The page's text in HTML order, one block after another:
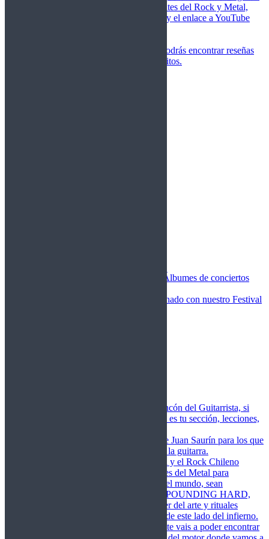
de las canciones más importantes del Rock y Metal,
junto a una breve descripción y el enlace a YouTube
En esta sección podrás encontrar reseñas
agrupadas de tus grupos favoritos.
Álbumes de conciertos
Todas lo relacionado con nuestro Festival
Este es el rincón del Guitarrista, si
amas las cuerdas de acero esta es tu sección, lecciones,
Consejos de Juan Saurín para los que
se inician en el aprendizaje de la guitarra.
El Metal y el Rock Chileno
levanta su Estandarte en Dioses del Metal para
Glorificar las Hordas del fin del mundo, sean
Bienvenidos y Bienvenidas a POUNDING HARD,
sección que manifiesta el poder del arte y rituales
oscuros de la música extrema de este lado del infierno.
Semanalmente vais a poder encontrar